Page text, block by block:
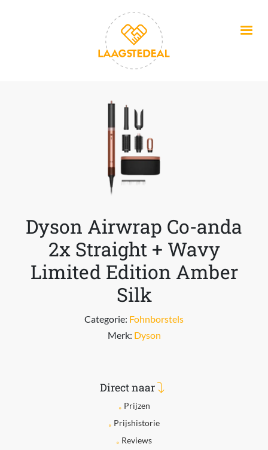
Dyson Airwrap Co-anda
2x Straight + Wavy
Limited Edition Amber
Silk
Categorie: Fohnborstels
Merk: Dyson
Direct naar
Prijzen
Prijshistorie
Reviews